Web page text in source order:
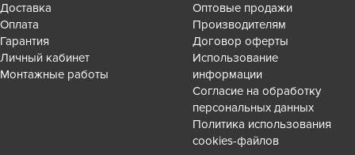
Доставка
Оплата
Гарантия
Личный кабинет
Монтажные работы
Оптовые продажи
Производителям
Договор оферты
Использование
информации
Согласие на обработку
персональных данных
Политика использования
cookies-файлов